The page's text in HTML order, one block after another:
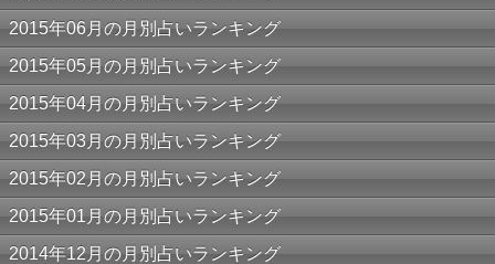
2015年06月の月別占いランキング
2015年05月の月別占いランキング
2015年04月の月別占いランキング
2015年03月の月別占いランキング
2015年02月の月別占いランキング
2015年01月の月別占いランキング
2014年12月の月別占いランキング